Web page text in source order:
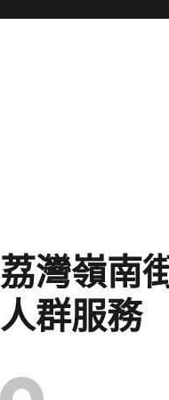
荔灣嶺南
人群服務